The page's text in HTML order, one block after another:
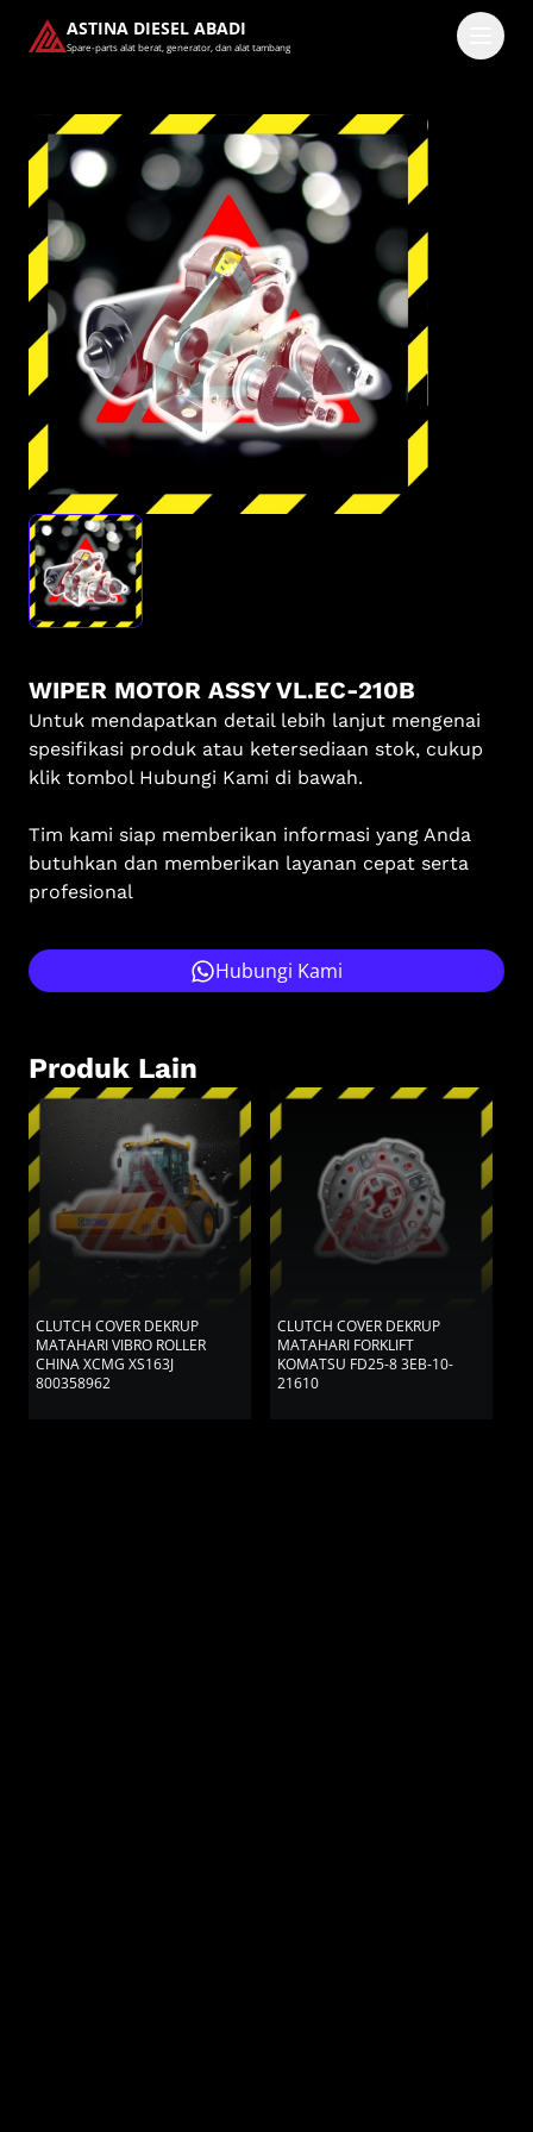
ASTINA DIESEL ABADI
Spare-parts alat berat, generator, dan alat tambang
Masuk
Pilih methode masuk
Lanjutkan dengan Google
Dengan melanjutkan, kamu telah membaca dan setuju
denganKetentuan LayanandanKebijakan Privasikami.
WIPER MOTOR ASSY VL.EC-210B
Untuk mendapatkan detail lebih lanjut mengenai
spesifikasi produk atau ketersediaan stok, cukup
klik tombol Hubungi Kami di bawah.
Tim kami siap memberikan informasi yang Anda
butuhkan dan memberikan layanan cepat serta
profesional
Hubungi Kami
Produk Lain
CLUTCH COVER DEKRUP
MATAHARI VIBRO ROLLER
CHINA XCMG XS163J
800358962
CLUTCH COVER DEKRUP
MATAHARI FORKLIFT
KOMATSU FD25-8 3EB-10-
21610